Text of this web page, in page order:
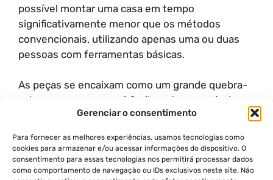
Gerenciar o consentimento
Para fornecer as melhores experiências, usamos tecnologias como
cookies para armazenar e/ou acessar informações do dispositivo. O
consentimento para essas tecnologias nos permitirá processar dados
como comportamento de navegação ou IDs exclusivos neste site. Não
possível montar uma casa em tempo
significativamente menor que os métodos
convencionais, utilizando apenas uma ou duas
pessoas com ferramentas básicas.
As peças se encaixam como um grande quebra-
cabeça, e o processo é facilmente reversível
(desmontagem simples). Na versão padrão, as
abeto e chapas OSB Smart Ply, resultando em
uma construção com forte apelo ecológico.